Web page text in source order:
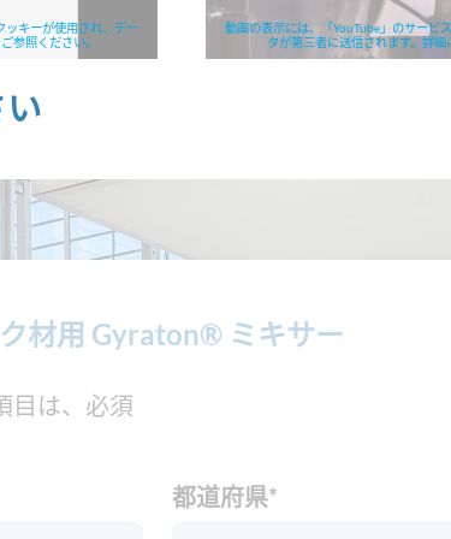
ッキーが使用され、デー
参照ください。
動画の表示には、「YouTube」のサービ
タが第三者に送信されます。詳
材用 Gyraton® ミキサー
目は、必須
都道府県*